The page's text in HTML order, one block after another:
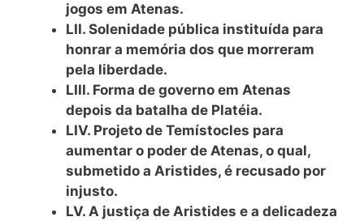
jogos em Atenas.
LII. Solenidade pública instituída para
honrar a memória dos que morreram
pela liberdade.
LIII. Forma de governo em Atenas
depois da batalha de Platéia.
LIV. Projeto de Temístocles para
aumentar o poder de Atenas, o qual,
submetido a Aristides, é recusado por
injusto.
LV. A justiça de Aristides e a delicadeza